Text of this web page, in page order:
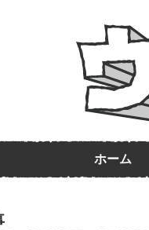
ホーム